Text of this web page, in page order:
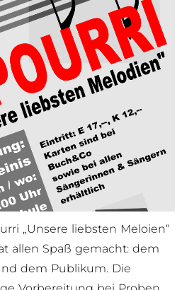
„Unsere liebsten Meloien“
allen Spaß gemacht: dem
dem Publikum. Die